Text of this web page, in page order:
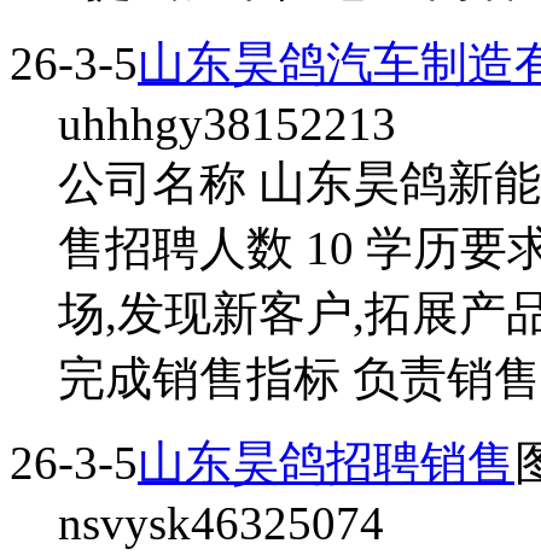
26-3-5山东昊鸽汽车制造
uhhhgy38152213
公司名称 山东昊鸽新
售招聘人数 10 学历要
场,发现新客户,拓展产
完成销售指标 负责销
26-3-5山东昊鸽招聘销售
nsvysk46325074